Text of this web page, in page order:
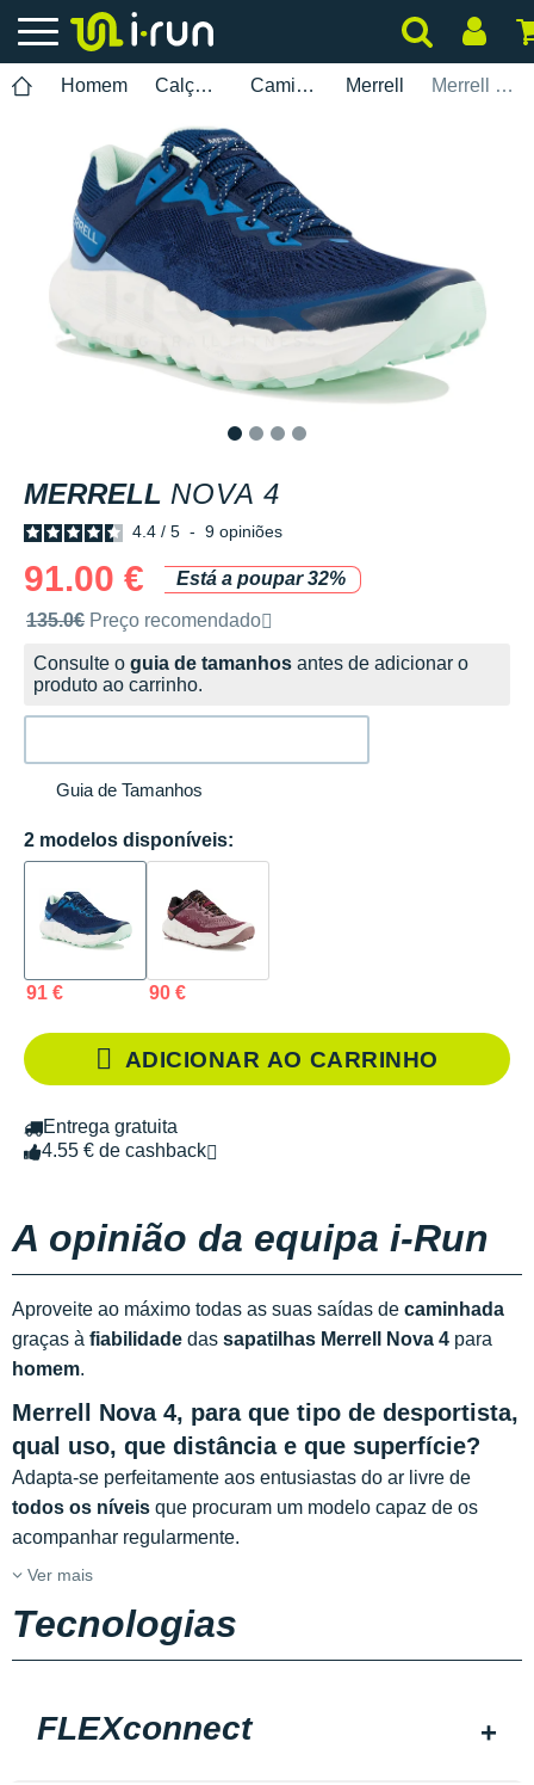
Homem Calçados Caminhada Merrell Merrell Nova 4
MERRELL NOVA 4
4.4 / 5 - 9 opiniões
91.00 €
Está a poupar 32%
Preço de venda recomendado pela marca
135.0€ Preço recomendado
Consulte o guia de tamanhos antes de adicionar o
produto ao carrinho.
Guia de Tamanhos
2 modelos disponíveis:
91 € 90 €
ADICIONAR AO CARRINHO
Entrega gratuita
4.55 € de cashback
A opinião da equipa i-Run
Aproveite ao máximo todas as suas saídas de caminhada
graças à fiabilidade das sapatilhas Merrell Nova 4 para
homem.
Merrell Nova 4, para que tipo de desportista,
qual uso, que distância e que superfície?
Adapta-se perfeitamente aos entusiastas do ar livre de
todos os níveis que procuram um modelo capaz de os
acompanhar regularmente.
Ver mais
Tecnologias
FLEXconnect